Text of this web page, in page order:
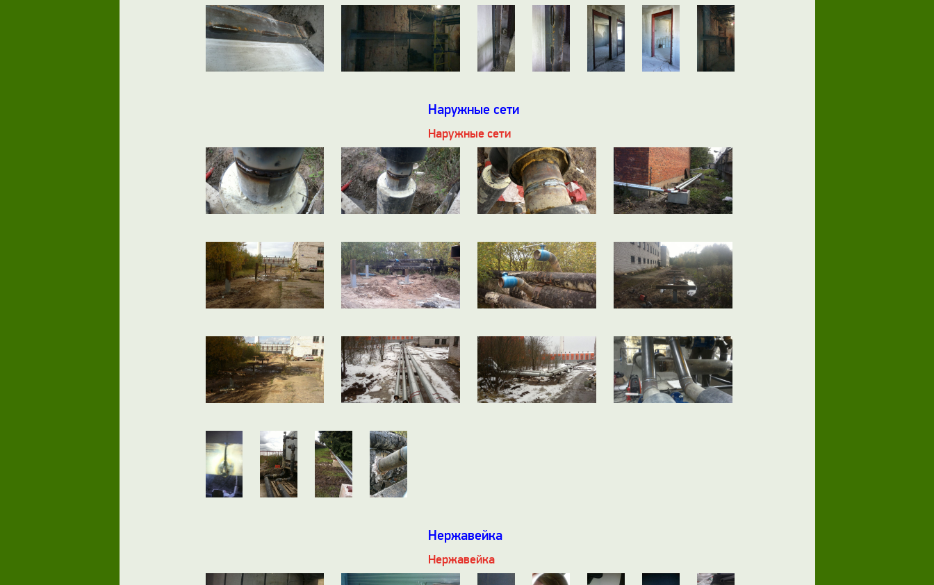
Наружные сети
Наружные сети
Нержавейка
Нержавейка